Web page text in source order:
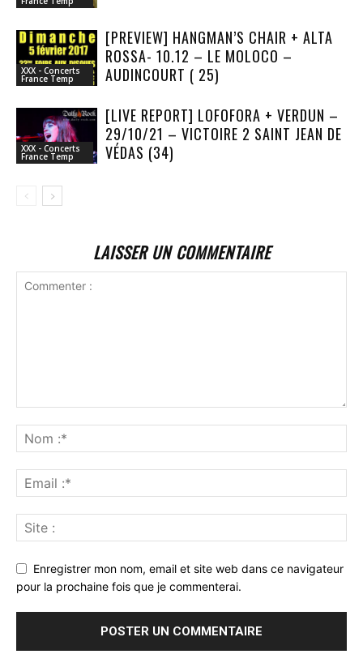
XXX - Concerts
France Temp
[PREVIEW] HANGMAN’S CHAIR + ALTA
ROSSA- 10.12 – LE MOLOCO –
AUDINCOURT ( 25)
XXX - Concerts
France Temp
[LIVE REPORT] LOFOFORA + VERDUN –
29/10/21 – VICTOIRE 2 SAINT JEAN DE
VÉDAS (34)
LAISSER UN COMMENTAIRE
Enregistrer mon nom, email et site web dans ce navigateur
pour la prochaine fois que je commenterai.